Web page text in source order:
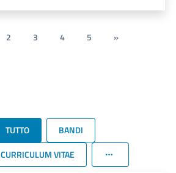
2 3 4 5 »
TUTTO
BANDI
CURRICULUM VITAE